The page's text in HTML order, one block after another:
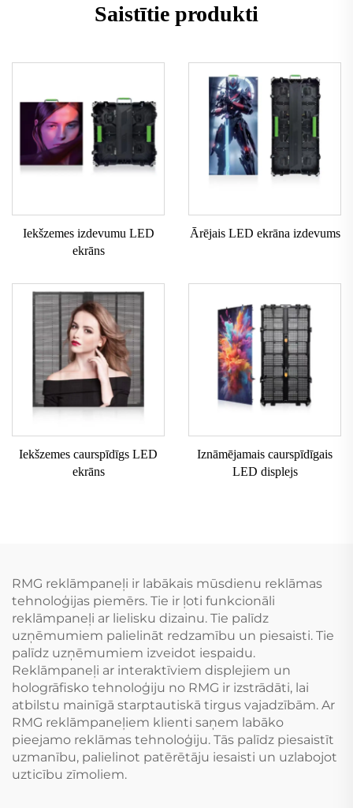
Saistītie produkti
Iekšzemes izdevumu LED
ekrāns
Ārējais LED ekrāna izdevums
Iekšzemes caurspīdīgs LED
ekrāns
Iznāmējamais caurspīdīgais
LED displejs
RMG reklāmpaneļi ir labākais mūsdienu reklāmas
tehnoloģijas piemērs. Tie ir ļoti funkcionāli
reklāmpaneļi ar lielisku dizainu. Tie palīdz
uzņēmumiem palielināt redzamību un piesaisti. Tie
palīdz uzņēmumiem izveidot iespaidu.
Reklāmpaneļi ar interaktīviem displejiem un
hologrāfisko tehnoloģiju no RMG ir izstrādāti, lai
atbilstu mainīgā starptautiskā tirgus vajadzībām. Ar
RMG reklāmpaneļiem klienti saņem labāko
pieejamo reklāmas tehnoloģiju. Tās palīdz piesaistīt
uzmanību, palielinot patērētāju iesaisti un uzlabojot
uzticību zīmoliem.